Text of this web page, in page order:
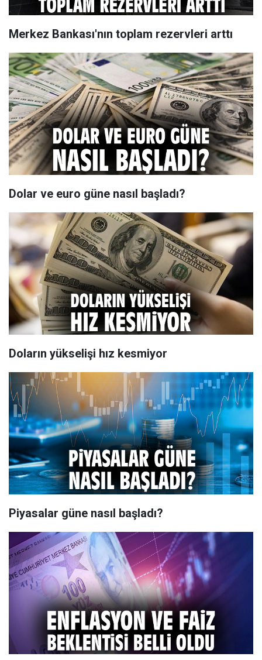
Merkez Bankası'nın toplam rezervleri arttı
Dolar ve euro güne nasıl başladı?
Doların yükselişi hız kesmiyor
Piyasalar güne nasıl başladı?